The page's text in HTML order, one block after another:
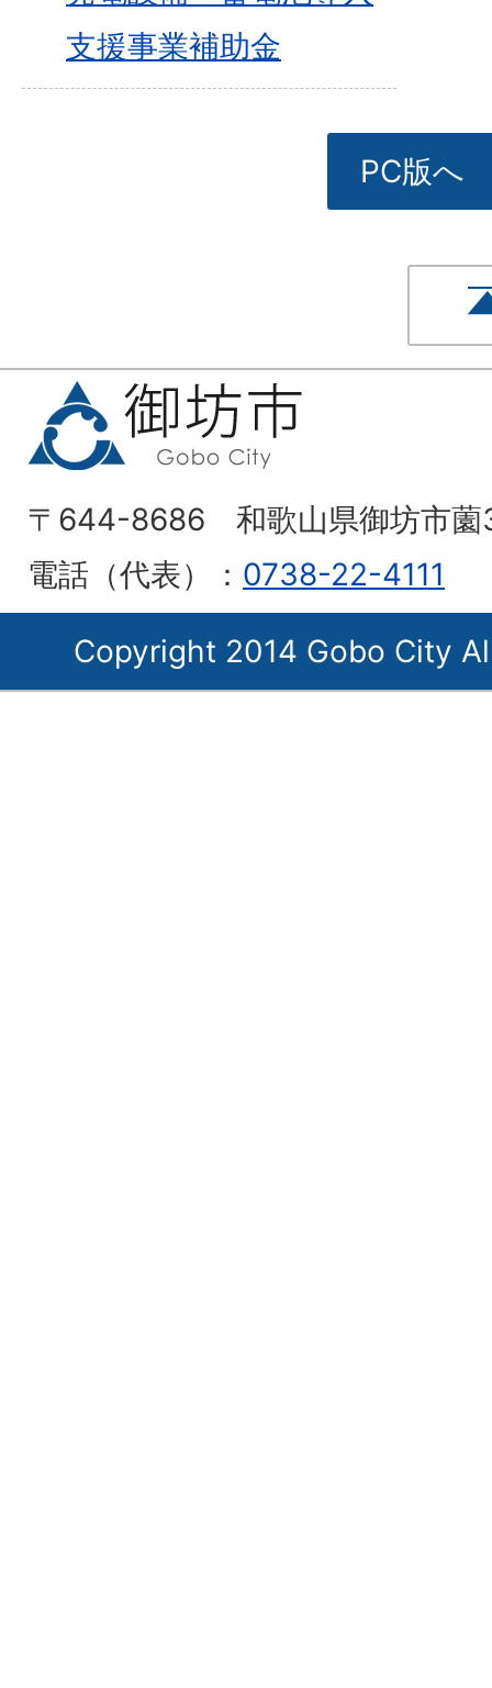
支援事業補助金
PC版へ
〒644-8686 和歌山県御坊市薗
電話（代表）： 0738-22-4111
Copyright 2014 Gobo City